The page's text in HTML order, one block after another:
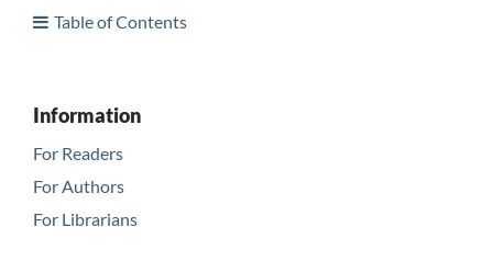
Table of Contents
Information
For Readers
For Authors
For Librarians